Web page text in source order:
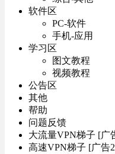
软件区
PC-软件
手机-应用
学习区
图文教程
视频教程
公告区
其他
帮助
问题反馈
大流量VPN梯子 [广
高速VPN梯子 [广告